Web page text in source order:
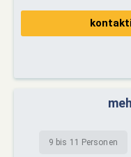
9 bis 11 Personen